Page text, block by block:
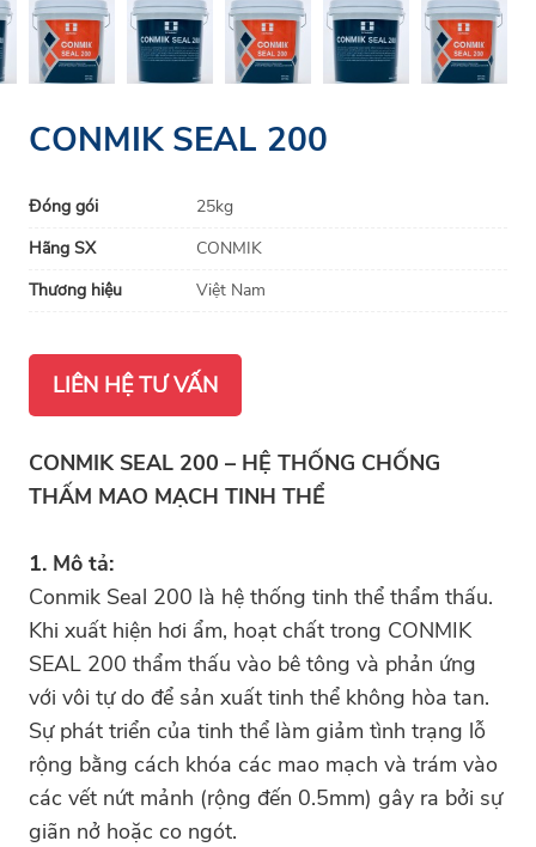
CONMIK SEAL 200
Đóng gói
25kg
Hãng SX
CONMIK
Thương hiệu
Việt Nam
LIÊN HỆ TƯ VẤN
CONMIK SEAL 200 – HỆ THỐNG CHỐNG
THẤM MAO MẠCH TINH THỂ
1. Mô tả:
Conmik Seal 200 là hệ thống tinh thể thẩm thấu.
Khi xuất hiện hơi ẩm, hoạt chất trong CONMIK
SEAL 200 thẩm thấu vào bê tông và phản ứng
với vôi tự do để sản xuất tinh thể không hòa tan.
Sự phát triển của tinh thể làm giảm tình trạng lỗ
rộng bằng cách khóa các mao mạch và trám vào
các vết nứt mảnh (rộng đến 0.5mm) gây ra bởi sự
giãn nở hoặc co ngót.